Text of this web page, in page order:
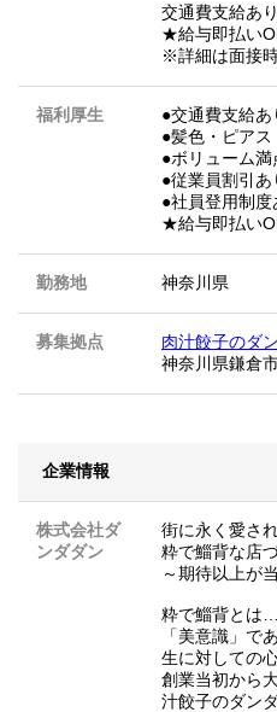
交通費支給あり
★給与即払い
※詳細は面接
福利厚生
●交通費支給あ
●髪色・ピアス
●ボリューム満
●従業員割引あ
●社員登用制度
★給与即払い
勤務地 神奈川県
募集拠点
肉汁餃子のダ
神奈川県鎌倉
企業情報
株式会社ダ
ンダダン
街に永く愛さ
粋で鯔背な店
～期待以上が
粋で鯔背とは…
「美意識」で
生に対しての
創業当初から
汁餃子のダン